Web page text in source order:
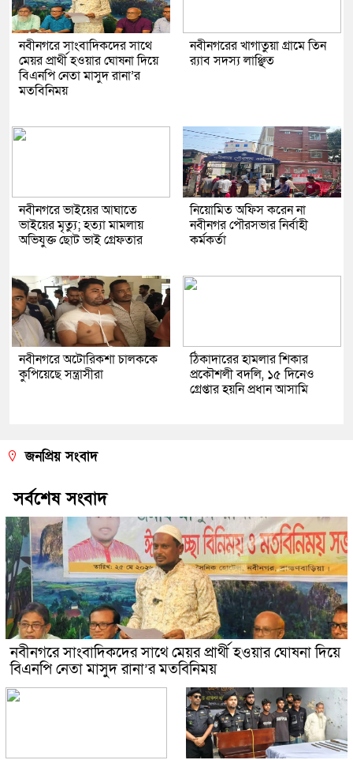
নবীনগরে সাংবাদিকদের সাথে
মেয়র প্রার্থী হওয়ার ঘোষনা দিয়ে
বিএনপি নেতা মাসুদ রানা’র
মতবিনিময়
নবীনগরের খাগাতুয়া গ্রামে তিন
র‍্যাব সদস্য লাঞ্ছিত
নবীনগরে ভাইয়ের আঘাতে
ভাইয়ের মৃত্যু; হত্যা মামলায়
অভিযুক্ত ছোট ভাই গ্রেফতার
নিয়োমিত অফিস করেন না
নবীনগর পৌরসভার নির্বাহী
কর্মকর্তা
নবীনগরে অটোরিকশা চালককে
কুপিয়েছে সন্ত্রাসীরা
ঠিকাদারের হামলার শিকার
প্রকৌশলী বদলি, ১৫ দিনেও
গ্রেপ্তার হয়নি প্রধান আসামি
জনপ্রিয় সংবাদ
সর্বশেষ সংবাদ
নবীনগরে সাংবাদিকদের সাথে মেয়র প্রার্থী হওয়ার ঘোষনা দিয়ে
বিএনপি নেতা মাসুদ রানা’র মতবিনিময়